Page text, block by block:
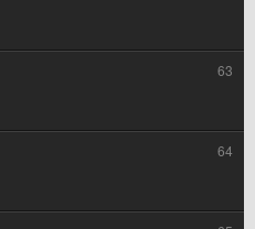
63
64